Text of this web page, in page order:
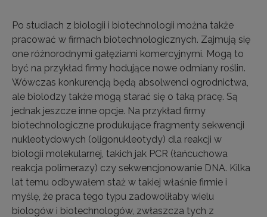
Po studiach z biologii i biotechnologii można także
pracować w firmach biotechnologicznych. Zajmują się
one różnorodnymi gałęziami komercyjnymi. Mogą to
być na przykład firmy hodujące nowe odmiany roślin.
Wówczas konkurencją będą absolwenci ogrodnictwa,
ale biolodzy także mogą starać się o taką pracę. Są
jednak jeszcze inne opcje. Na przykład firmy
biotechnologiczne produkujące fragmenty sekwencji
nukleotydowych (oligonukleotydy) dla reakcji w
biologii molekularnej, takich jak PCR (łańcuchowa
reakcja polimerazy) czy sekwencjonowanie DNA. Kilka
lat temu odbywałem staż w takiej właśnie firmie i
myślę, że praca tego typu zadowoliłaby wielu
biologów i biotechnologów, zwłaszcza tych z